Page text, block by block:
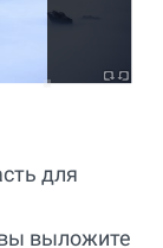
для
выложите